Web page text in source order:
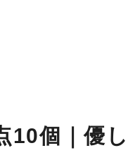
個｜優